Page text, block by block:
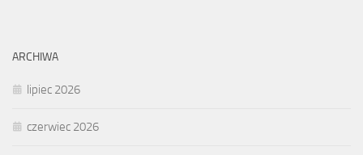
ARCHIWA
lipiec 2026
czerwiec 2026